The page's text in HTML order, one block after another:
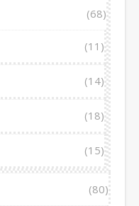
(68)
(11)
(14)
(18)
(15)
(80)